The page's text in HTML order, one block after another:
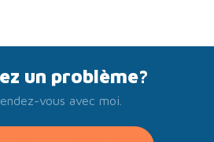
un problème?
vous avec moi.